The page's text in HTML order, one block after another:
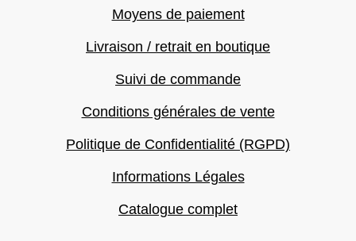
Moyens de paiement
Livraison / retrait en boutique
Suivi de commande
Conditions générales de vente
Politique de Confidentialité (RGPD)
Informations Légales
Catalogue complet